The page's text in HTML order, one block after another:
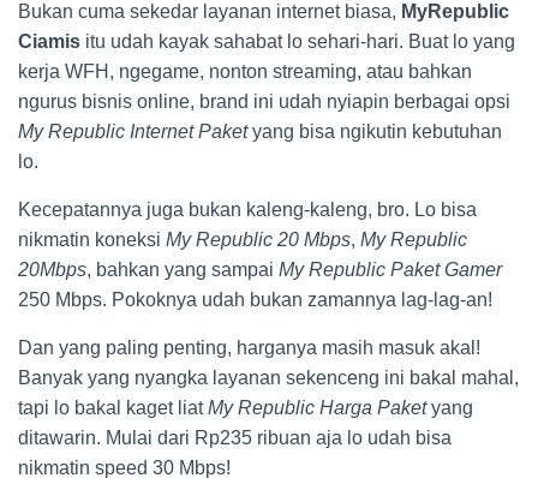
Bukan cuma sekedar layanan internet biasa, MyRepublic
Ciamis itu udah kayak sahabat lo sehari-hari. Buat lo yang
kerja WFH, ngegame, nonton streaming, atau bahkan
ngurus bisnis online, brand ini udah nyiapin berbagai opsi
My Republic Internet Paketyang bisa ngikutin kebutuhan
lo.
Kecepatannya juga bukan kaleng-kaleng, bro. Lo bisa
nikmatin koneksi My Republic 20 Mbps, My Republic
20Mbps, bahkan yang sampai My Republic Paket Gamer
250 Mbps. Pokoknya udah bukan zamannya lag-lag-an!
Dan yang paling penting, harganya masih masuk akal!
Banyak yang nyangka layanan sekenceng ini bakal mahal,
tapi lo bakal kaget liatMy Republic Harga Paketyang
ditawarin. Mulai dari Rp235 ribuan aja lo udah bisa
nikmatin speed 30 Mbps!